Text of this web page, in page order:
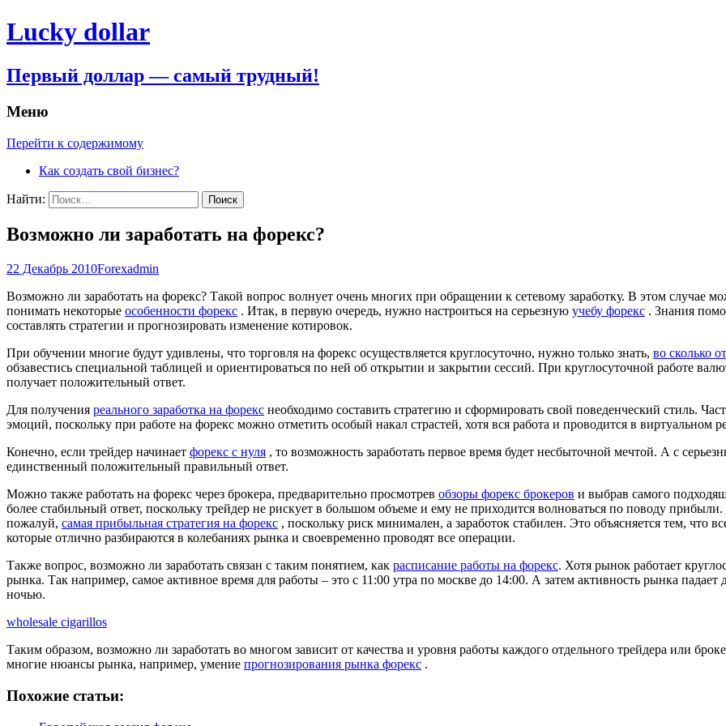
Lucky dollar
Первый доллар — самый трудный!
Меню
Перейти к содержимому
Как создать свой бизнес?
Найти:
Возможно ли заработать на форекс?
22 Декабрь 2010Forexadmin
Возможно ли заработать на форекс? Такой вопрос волнует очень многих при обращении к сетевому заработку. В этом случае
понимать некоторые особенности форекс . Итак, в первую очередь, нужно настроиться на серьезную учебу форекс . Знания
составлять стратегии и прогнозировать изменение котировок.
При обучении многие будут удивлены, что торговля на форекс осуществляется круглосуточно, нужно только знать, во сколько
обзавестись специальной таблицей и ориентироваться по ней об открытии и закрытии сессий. При круглосуточной работе
получает положительный ответ.
Для получения реального заработка на форекс необходимо составить стратегию и сформировать свой поведенческий стиль.
эмоций, поскольку при работе на форекс можно отметить особый накал страстей, хотя вся работа и проводится в виртуальном
Конечно, если трейдер начинает форекс с нуля , то возможность заработать первое время будет несбыточной мечтой. А с
единственный положительный правильный ответ.
Можно также работать на форекс через брокера, предварительно просмотрев обзоры форекс брокеров и выбрав самого
более стабильный ответ, поскольку трейдер не рискует в большом объеме и ему не приходится волноваться по поводу
пожалуй, самая прибыльная стратегия на форекс , поскольку риск минимален, а заработок стабилен. Это объясняется тем,
которые отлично разбираются в колебаниях рынка и своевременно проводят все операции.
Также вопрос, возможно ли заработать связан с таким понятием, как расписание работы на форекс. Хотя рынок работает
рынка. Так например, самое активное время для работы – это с 11:00 утра по москве до 14:00. А затем активность рынка
ночью.
wholesale cigarillos
Таким образом, возможно ли заработать во многом зависит от качества и уровня работы каждого отдельного трейдера или
многие нюансы рынка, например, умение прогнозирования рынка форекс .
Похожие статьи: